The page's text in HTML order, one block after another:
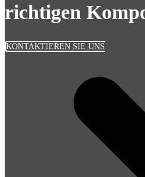
richtigen
KONTAKTIEREN SIE UNS